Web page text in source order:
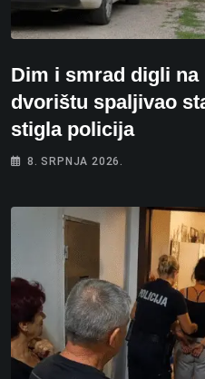
Dim i smrad digli na
dvorištu spaljivao
stigla policija
8. SRPNJA 2026.